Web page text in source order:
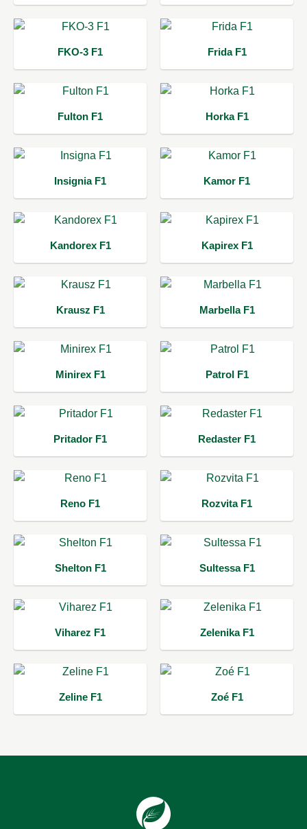
FKO-3 F1 Frida F1
Fulton F1 Horka F1
Insignia F1 Kamor F1
Kandorex F1 Kapirex F1
Krausz F1 Marbella F1
Minirex F1 Patrol F1
Pritador F1 Redaster F1
Reno F1 Rozvita F1
Shelton F1 Sultessa F1
Viharez F1 Zelenika F1
Zeline F1 Zoé F1